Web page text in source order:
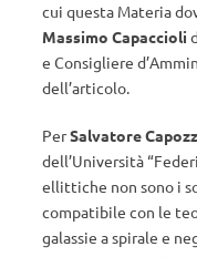
cui questa Materia
Massimo Capaccioli
e Consigliere
dell’articolo.
PerSalvatore
dell’Università
ellittiche non sono i
compatibile con le
galassie a spirale e